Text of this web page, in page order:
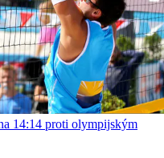
14:14 proti olympijským